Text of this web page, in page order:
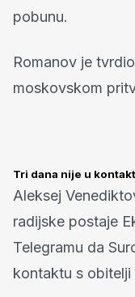
pobunu.
Romanov je
moskovskom
Tri dana nije u
Aleksej
radijske postaje
Telegramu da
kontaktu s obitelji